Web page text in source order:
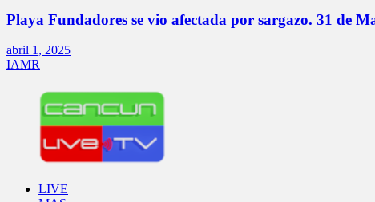
Playa Fundadores se vio afectada por sargazo. 31 de
abril 1, 2025
IAMR
LIVE